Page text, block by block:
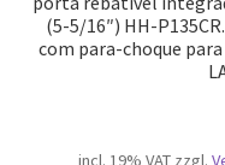
(5-5/16″) HH-
com para-choque